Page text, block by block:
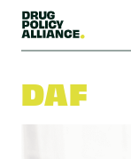
DAF